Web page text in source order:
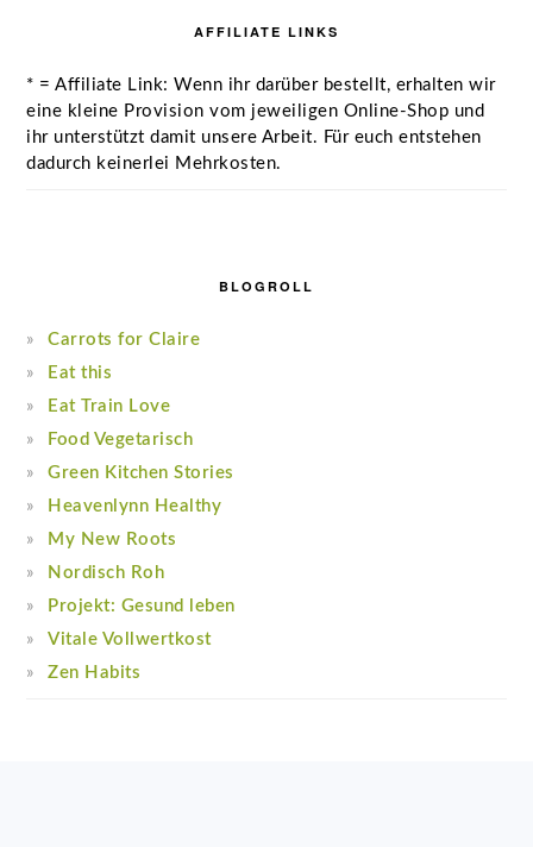
AFFILIATE LINKS
* = Affiliate Link: Wenn ihr darüber bestellt, erhalten wir
eine kleine Provision vom jeweiligen Online-Shop und
ihr unterstützt damit unsere Arbeit. Für euch entstehen
dadurch keinerlei Mehrkosten.
BLOGROLL
Carrots for Claire
Eat this
Eat Train Love
Food Vegetarisch
Green Kitchen Stories
Heavenlynn Healthy
My New Roots
Nordisch Roh
Projekt: Gesund leben
Vitale Vollwertkost
Zen Habits